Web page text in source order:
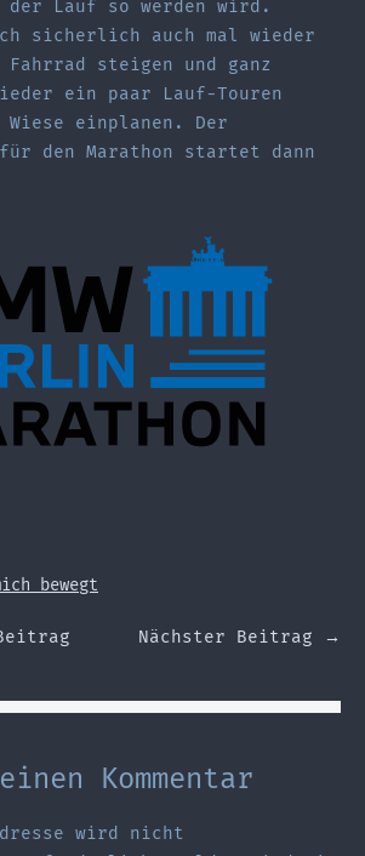
der Lauf so werden wird.
sicherlich auch mal wieder
steigen und ganz
ein paar Lauf-Touren
Wiese einplanen. Der
den Marathon startet dann
bewegt
Nächster Beitrag →
Kommentar
wird nicht